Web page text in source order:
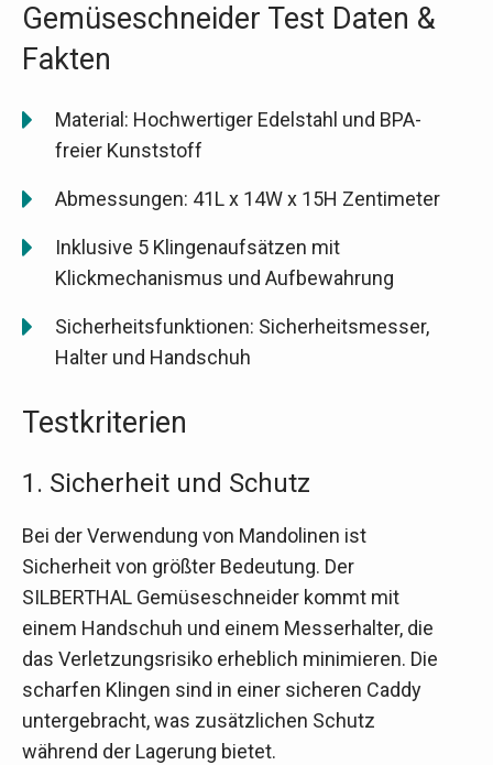
Gemüseschneider Test Daten &
Fakten
Material: Hochwertiger Edelstahl und BPA-
freier Kunststoff
Abmessungen: 41L x 14W x 15H Zentimeter
Inklusive 5 Klingenaufsätzen mit
Klickmechanismus und Aufbewahrung
Sicherheitsfunktionen: Sicherheitsmesser,
Halter und Handschuh
Testkriterien
1. Sicherheit und Schutz
Bei der Verwendung von Mandolinen ist
Sicherheit von größter Bedeutung. Der
SILBERTHAL Gemüseschneider kommt mit
einem Handschuh und einem Messerhalter, die
das Verletzungsrisiko erheblich minimieren. Die
scharfen Klingen sind in einer sicheren Caddy
untergebracht, was zusätzlichen Schutz
während der Lagerung bietet.